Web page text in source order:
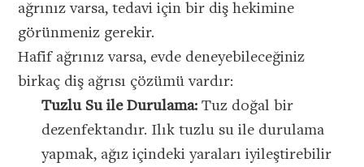
ağrınız varsa, tedavi için bir diş hekimine
görünmeniz gerekir.
Hafif ağrınız varsa, evde deneyebileceğiniz
birkaç diş ağrısı çözümü vardır:
Tuzlu Su ile Durulama:Tuz doğal bir
dezenfektandır. Ilık tuzlu su ile durulama
yapmak, ağız içindeki yaraları iyileştirebilir